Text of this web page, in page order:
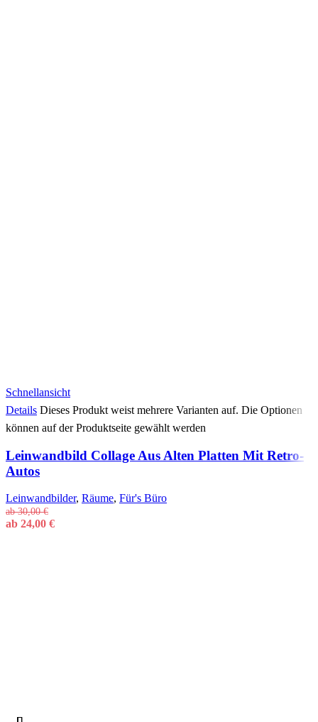
Schnellansicht
Details Dieses Produkt weist mehrere Varianten auf. Die Optionen
können auf der Produktseite gewählt werden
Leinwandbild Collage Aus Alten Platten Mit Retro-
Autos
Leinwandbilder, Räume, Für's Büro
ab30,00€
ab 24,00 €